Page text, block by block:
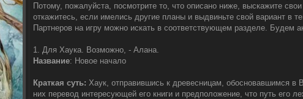
Потому, пожалуйста, посмотрите то, что описано ниже, выскажите
откажитесь, если имелись другие планы и выдвиньте свой вариант в
Партнеров на игру можно искать в соответствующем разделе. Будем
1. Для Хаука. Возможно, - Алана.
Название: Новое начало
Краткая суть: Хаук, отправившись к древесницам, обосновавшимся в
них перевод интересующей его книги и предположение, что путь его